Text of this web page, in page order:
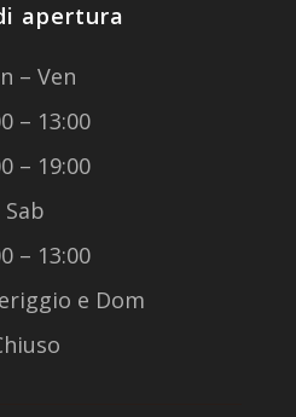
apertura
– Ven
– 13:00
– 19:00
Sab
– 13:00
e Dom